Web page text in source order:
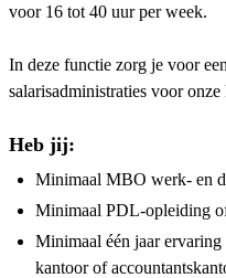
voor 16 tot 40 uur per week.
In deze functie zorg je voor
salarisadministraties voor onze
Heb jij:
Minimaal MBO werk- en
Minimaal PDL-opleiding
Minimaal één jaar ervaring
kantoor of